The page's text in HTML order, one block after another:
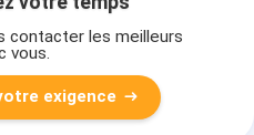
contacter les meilleurs
vous.
exigence